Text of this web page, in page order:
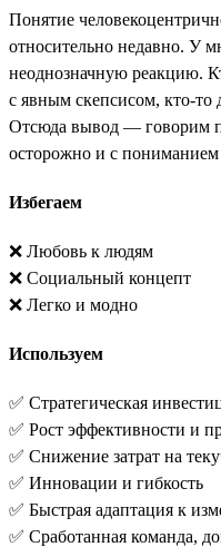
Понятие
относительно недавно. У
неоднозначную реакцию.
с явным скепсисом, кто-то
Отсюда вывод — говорим
осторожно и с пониманием
Избегаем
❌ Любовь к людям
❌ Социальный концепт
❌ Легко и модно
Используем
✅ Стратегическая
✅ Рост эффективности и
✅ Снижение затрат на
✅ Инновации и гибкость
✅ Быстрая адаптация к
✅ Сработанная команда,